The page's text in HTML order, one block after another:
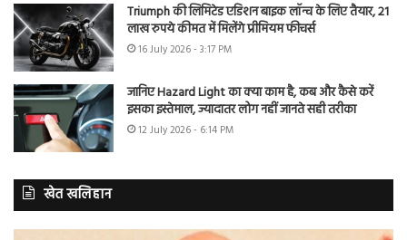
Triumph की लिमिटेड एडिशन बाइक लॉन्च के लिए तैयार, 21
लाख रुपये कीमत में मिलेंगे प्रीमियम फीचर्स
16 July 2026 - 3:17 PM
जानिए Hazard Light का क्या काम है, कब और कैसे करें
इसका इस्तेमाल, ज्यादातर लोग नहीं जानते सही तरीका
12 July 2026 - 6:14 PM
खेत खलिहान